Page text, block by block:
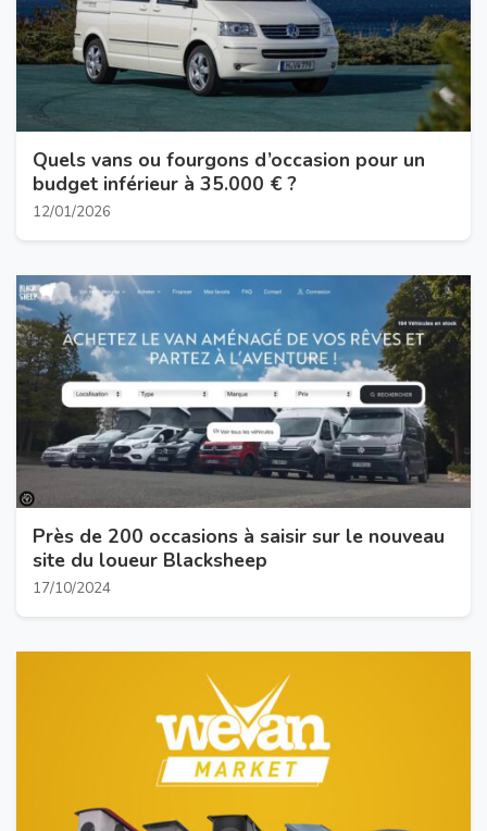
Quels vans ou fourgons d’occasion pour un
budget inférieur à 35.000 € ?
12/01/2026
Près de 200 occasions à saisir sur le nouveau
site du loueur Blacksheep
17/10/2024